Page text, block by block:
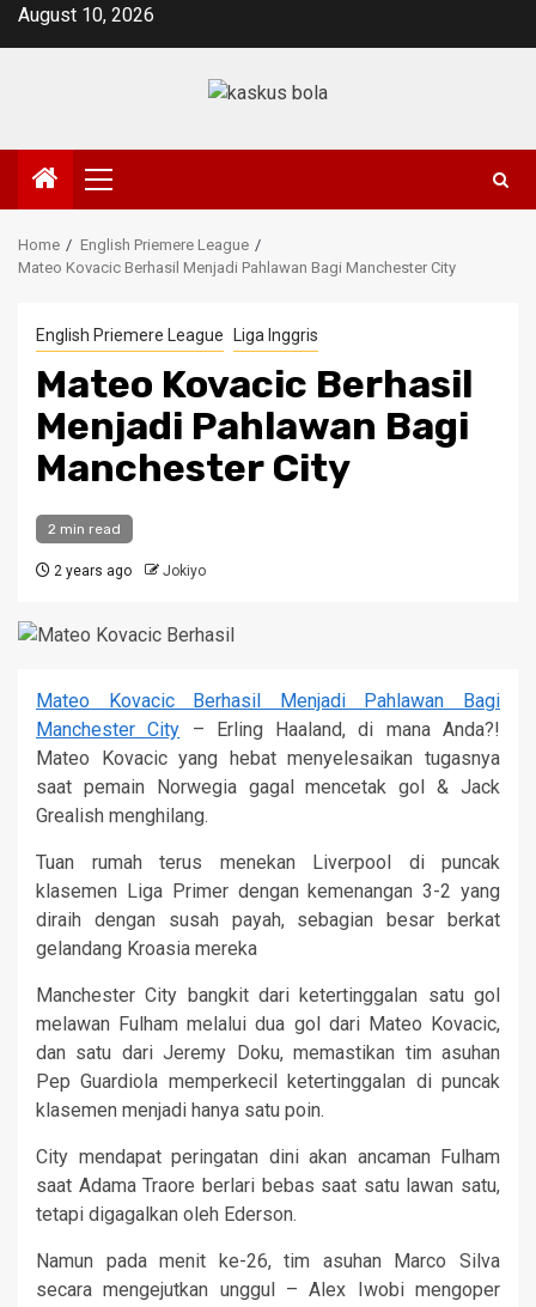
SkipAugust 10, 2026
Primary
Menu
Home
English Priemere League
Mateo Kovacic Berhasil Menjadi Pahlawan Bagi Manchester City
English Priemere League Liga Inggris
Mateo Kovacic Berhasil
Menjadi Pahlawan Bagi
Manchester City
2 min read
2 years ago Jokiyo
Mateo Kovacic Berhasil Menjadi Pahlawan Bagi
Manchester City – Erling Haaland, di mana Anda?!
Mateo Kovacic yang hebat menyelesaikan tugasnya
saat pemain Norwegia gagal mencetak gol & Jack
Grealish menghilang.
Tuan rumah terus menekan Liverpool di puncak
klasemen Liga Primer dengan kemenangan 3-2 yang
diraih dengan susah payah, sebagian besar berkat
gelandang Kroasia mereka
Manchester City bangkit dari ketertinggalan satu gol
melawan Fulham melalui dua gol dari Mateo Kovacic,
dan satu dari Jeremy Doku, memastikan tim asuhan
Pep Guardiola memperkecil ketertinggalan di puncak
klasemen menjadi hanya satu poin.
City mendapat peringatan dini akan ancaman Fulham
saat Adama Traore berlari bebas saat satu lawan satu,
tetapi digagalkan oleh Ederson.
Namun pada menit ke-26, tim asuhan Marco Silva
secara mengejutkan unggul – Alex Iwobi mengoper